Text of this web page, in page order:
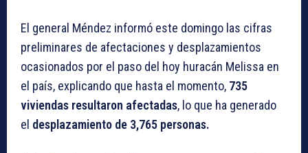
El general Méndez informó este domingo las cifras
preliminares de afectaciones y desplazamientos
ocasionados por el paso del hoy huracán Melissa en
el país, explicando que hasta el momento, 735
viviendas resultaron afectadas, lo que ha generado
el desplazamiento de 3,765 personas.